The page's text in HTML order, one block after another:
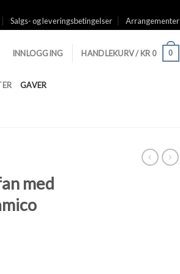
Salgs- og leveringsbetingelser Arrangementer
GAVER
INNLOGGING HANDLEKURV /KR 0 0
med
og balsamico antall